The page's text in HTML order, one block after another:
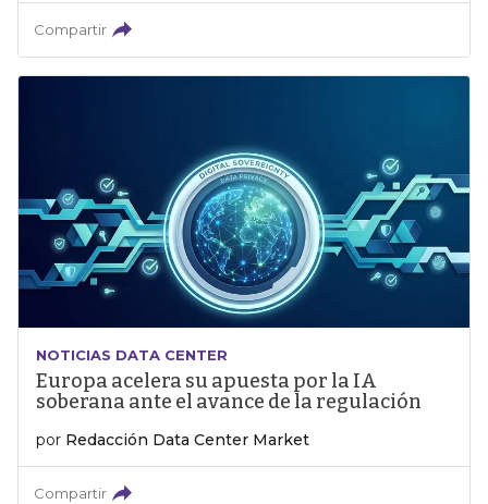
Compartir
NOTICIAS DATA CENTER
Europa acelera su apuesta por la IA
soberana ante el avance de la regulación
por Redacción Data Center Market
Compartir